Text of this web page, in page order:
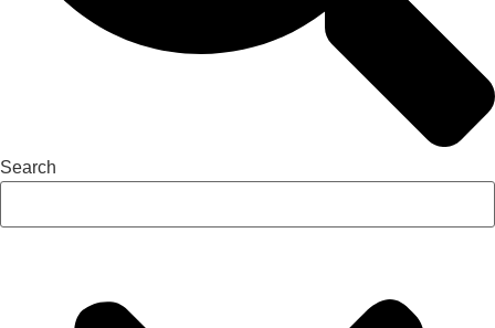
Search